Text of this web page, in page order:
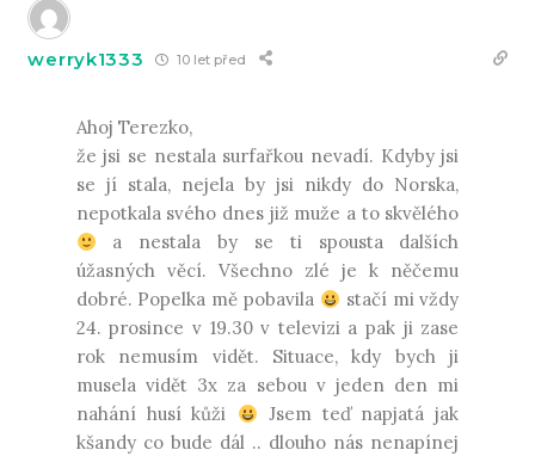
werryk1333 10 let před
Ahoj Terezko,
že jsi se nestala surfařkou nevadí. Kdyby jsi
se jí stala, nejela by jsi nikdy do Norska,
nepotkala svého dnes již muže a to skvělého
a nestala by se ti spousta dalších
úžasných věcí. Všechno zlé je k něčemu
dobré. Popelka mě pobavila
stačí mi vždy
24. prosince v 19.30 v televizi a pak ji zase
rok nemusím vidět. Situace, kdy bych ji
musela vidět 3x za sebou v jeden den mi
nahání husí kůži
Jsem teď napjatá jak
kšandy co bude dál .. dlouho nás nenapínej